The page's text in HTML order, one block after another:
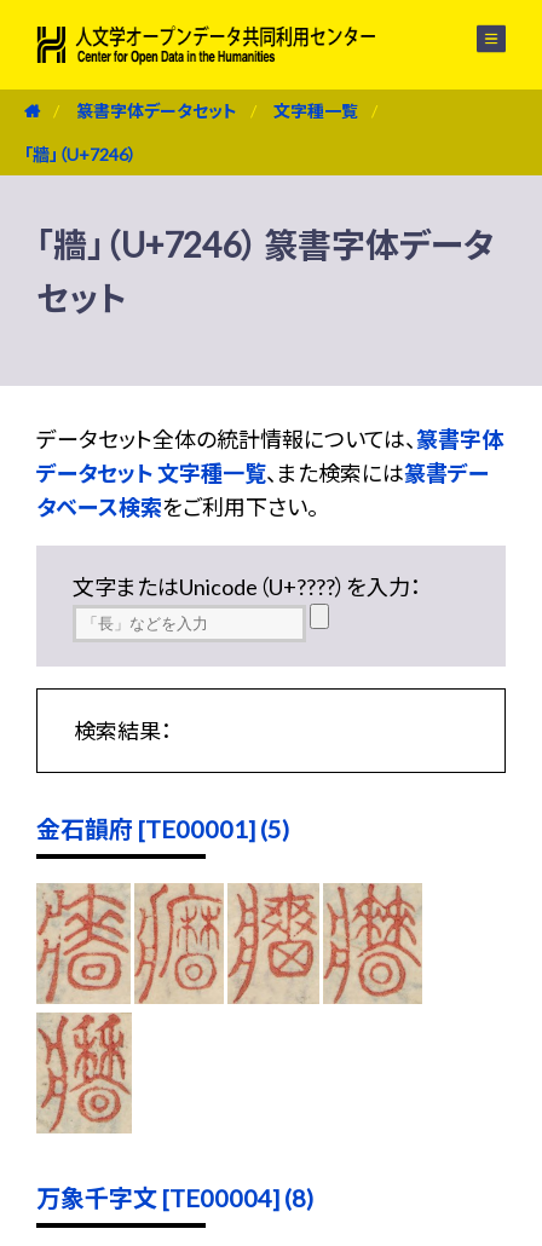
篆書字体データセット 文字種一覧
「牆」（U+7246）
「牆」（U+7246） 篆書字体データ
セット
データセット全体の統計情報については、篆書字体
データセット 文字種一覧、また検索には篆書デー
タベース検索をご利用下さい。
文字またはUnicode（U+????）を入力：
検索結果：
金石韻府 [TE00001] (5)
万象千字文 [TE00004] (8)